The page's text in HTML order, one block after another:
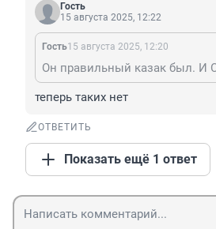
Гость
15 августа 2025, 12:22
Гость15 августа 2025, 12:20
Он правильный казак был. И
теперь таких нет
ОТВЕТИТЬ
Показать ещё 1 ответ